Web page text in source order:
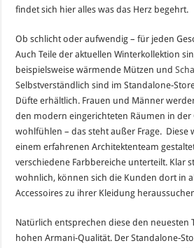
findet sich hier alles was das Herz begehrt.
Ob schlicht oder aufwendig – für jeden
Auch Teile der aktuellen Winterkollektion
beispielsweise wärmende Mützen und
Selbstverständlich sind im Standalone-
Düfte erhältlich. Frauen und Männer
den modern eingerichteten Räumen in der
wohlfühlen – das steht außer Frage.
einem erfahrenen Architektenteam
verschiedene Farbbereiche unterteilt. Klar
wohnlich, können sich die Kunden dort in
Accessoires zu ihrer Kleidung
Natürlich entsprechen diese den neuesten
hohen Armani-Qualität. Der Standalone-